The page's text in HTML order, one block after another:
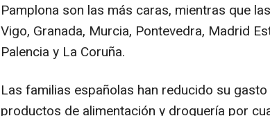
Pamplona son las más caras, mientras que
Vigo, Granada, Murcia, Pontevedra, Madrid
Palencia y La Coruña.
Las familias españolas han reducido su
productos de alimentación y droguería por